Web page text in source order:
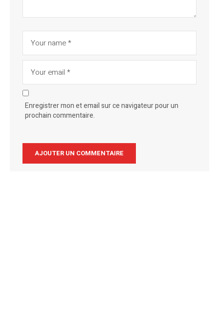
Enregistrer mon et email sur ce navigateur pour un
prochain commentaire.